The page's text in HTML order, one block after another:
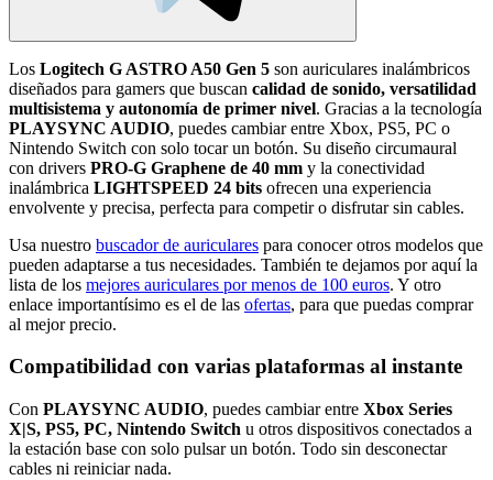
Los Logitech G ASTRO A50 Gen 5 son auriculares inalámbricos
diseñados para gamers que buscan calidad de sonido, versatilidad
multisistema y autonomía de primer nivel. Gracias a la tecnología
PLAYSYNC AUDIO, puedes cambiar entre Xbox, PS5, PC o
Nintendo Switch con solo tocar un botón. Su diseño circumaural
con drivers PRO-G Graphene de 40 mm y la conectividad
inalámbrica LIGHTSPEED 24 bits ofrecen una experiencia
envolvente y precisa, perfecta para competir o disfrutar sin cables.
Usa nuestro buscador de auriculares para conocer otros modelos que
pueden adaptarse a tus necesidades. También te dejamos por aquí la
lista de los mejores auriculares por menos de 100 euros. Y otro
enlace importantísimo es el de las ofertas, para que puedas comprar
al mejor precio.
Compatibilidad con varias plataformas al instante
Con PLAYSYNC AUDIO, puedes cambiar entre Xbox Series
X|S, PS5, PC, Nintendo Switch u otros dispositivos conectados a
la estación base con solo pulsar un botón. Todo sin desconectar
cables ni reiniciar nada.